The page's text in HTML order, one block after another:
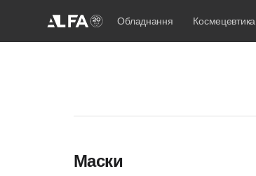
Обладнання Космецевтика
Маски